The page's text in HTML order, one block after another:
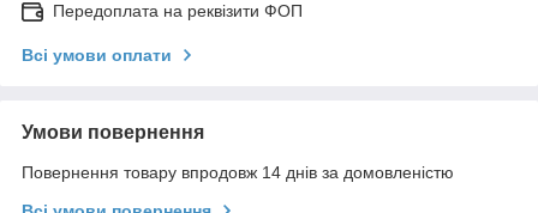
Передоплата на реквізити ФОП
Всі умови оплати
Умови повернення
Повернення товару впродовж 14 днів за домовленістю